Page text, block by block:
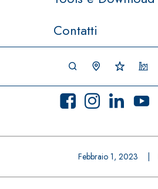
Contatti
Febbraio 1, 2023